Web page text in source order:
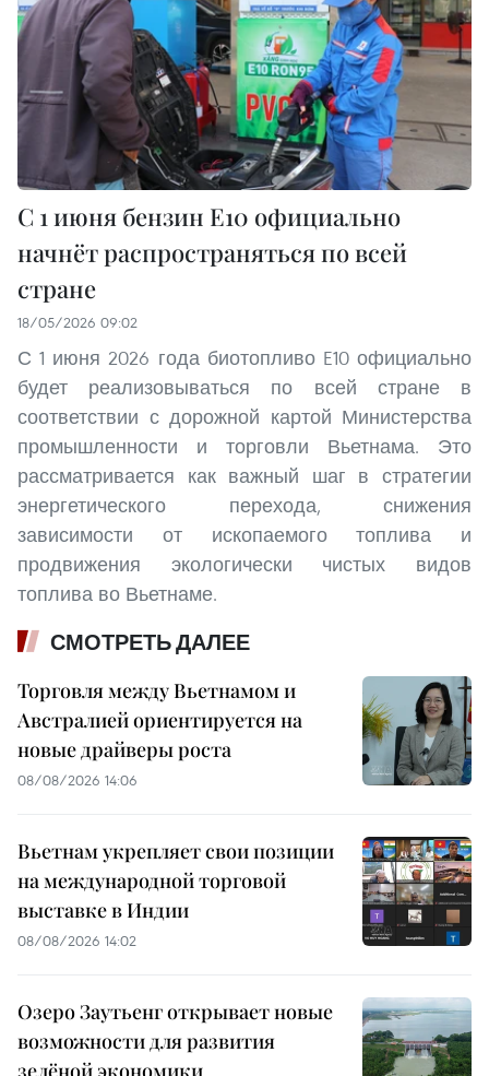
С 1 июня бензин E10 официально
начнёт распространяться по всей
стране
18/05/2026 09:02
С 1 июня 2026 года биотопливо E10 официально
будет реализовываться по всей стране в
соответствии с дорожной картой Министерства
промышленности и торговли Вьетнама. Это
рассматривается как важный шаг в стратегии
энергетического перехода, снижения
зависимости от ископаемого топлива и
продвижения экологически чистых видов
топлива во Вьетнаме.
СМОТРЕТЬ ДАЛЕЕ
Торговля между Вьетнамом и
Австралией ориентируется на
новые драйверы роста
08/08/2026 14:06
Вьетнам укрепляет свои позиции
на международной торговой
выставке в Индии
08/08/2026 14:02
Озеро Заутьенг открывает новые
возможности для развития
зелёной экономики